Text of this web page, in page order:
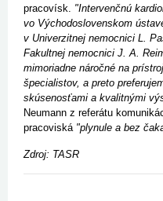
pracovísk. "Intervenčnú
vo Východoslovenskom
v Univerzitnej nemocnici L.
Fakultnej nemocnici J. A.
mimoriadne náročné na
špecialistov, a preto
skúsenosťami a kvalitnými
Neumann z referátu
pracoviská "plynule a bez
Zdroj: TASR